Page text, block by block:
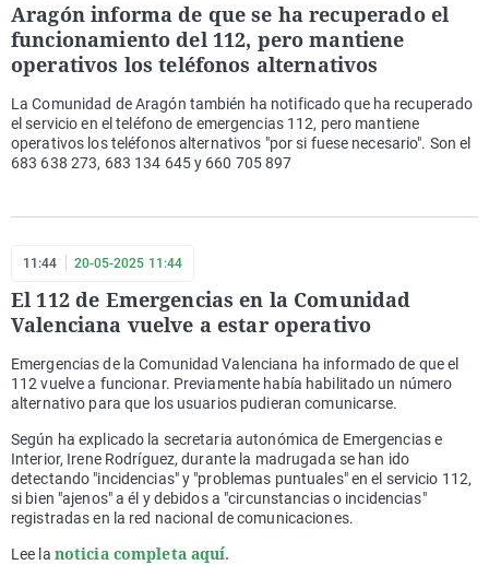
Aragón informa de que se ha recuperado el
funcionamiento del 112, pero mantiene
operativos los teléfonos alternativos
La Comunidad de Aragón también ha notificado que ha recuperado
el servicio en el teléfono de emergencias 112, pero mantiene
operativos los teléfonos alternativos "por si fuese necesario". Son el
683 638 273, 683 134 645 y 660 705 897
11:44 20-05-2025 11:44
El 112 de Emergencias en la Comunidad
Valenciana vuelve a estar operativo
Emergencias de la Comunidad Valenciana ha informado de que el
112 vuelve a funcionar. Previamente había habilitado un número
alternativo para que los usuarios pudieran comunicarse.
Según ha explicado la secretaria autonómica de Emergencias e
Interior, Irene Rodríguez, durante la madrugada se han ido
detectando "incidencias" y "problemas puntuales" en el servicio 112,
si bien "ajenos" a él y debidos a "circunstancias o incidencias"
registradas en la red nacional de comunicaciones.
Lee la noticia completa aquí.